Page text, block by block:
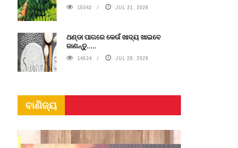
15042 JUL 31, 2026
ଥଣ୍ଡା ପାଗରେ କେଉଁ ଖାଦ୍ୟ ଖାଇବେ
ଜାଣନ୍ତୁ.....
14534 JUL 28, 2026
ବାଣିଜ୍ୟ